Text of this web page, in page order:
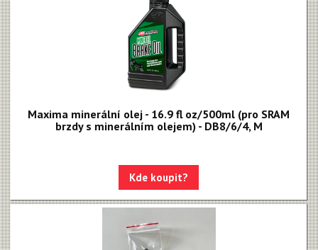
Maxima minerální olej - 16.9 fl oz/500ml (pro SRAM
brzdy s minerálním olejem) - DB8/6/4, M
Kde koupit?